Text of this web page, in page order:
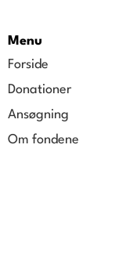
Menu
Forside
Donationer
Ansøgning
Om fondene